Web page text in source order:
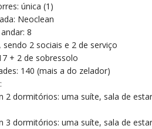
única (1)
Neoclean
8
sendo 2 sociais e 2 de serviço
+ 2 de sobressolo
140 (mais a do zelador)
2 dormitórios: uma suíte, sala de
3 dormitórios: uma suíte, sala de